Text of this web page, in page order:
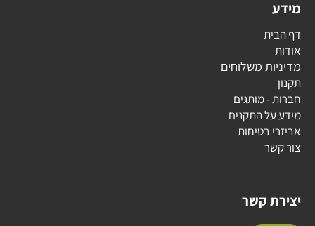
מידע
דף הבית
אודות
מדיניות משלוחים
תקנון
חברות - מותגים
מידע על התקנים
אביזרי בטיחות
צור קשר
יצירת קשר